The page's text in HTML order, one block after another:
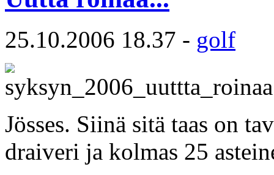
25.10.2006 18.37 - golf
Jösses. Siinä sitä taas on
draiveri ja kolmas 25